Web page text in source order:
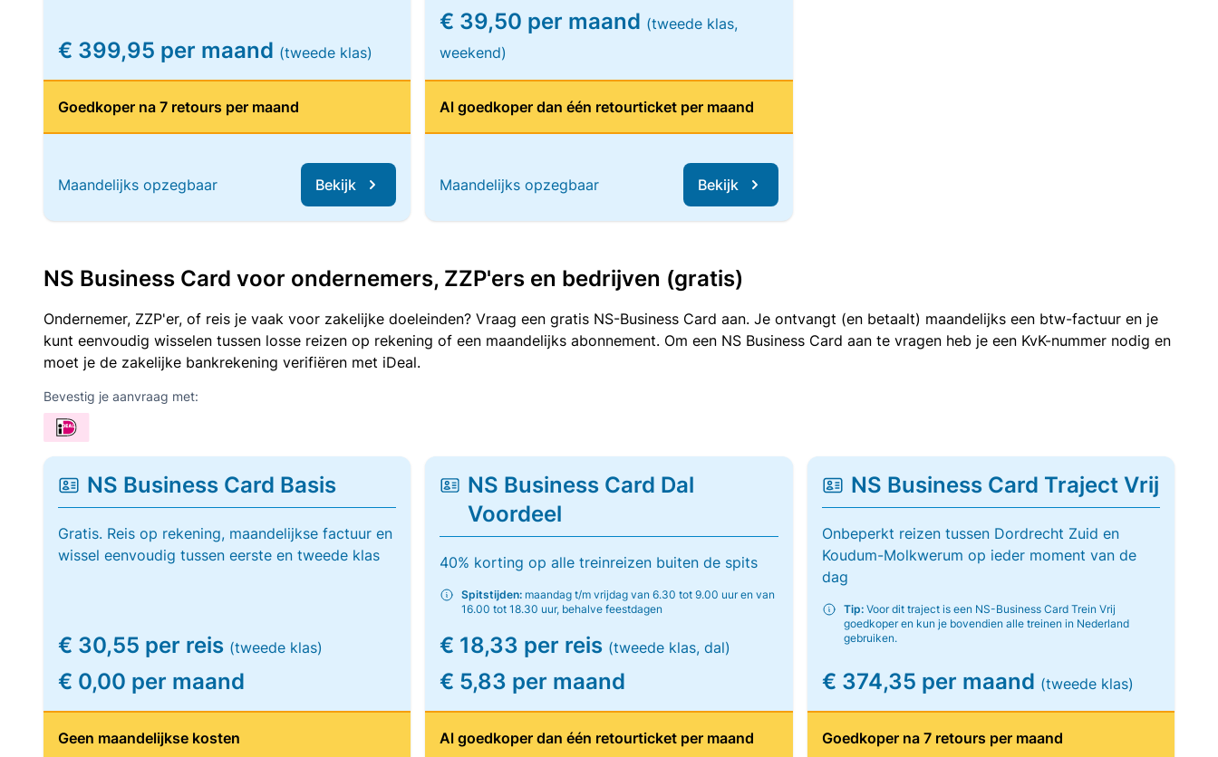
€ 399,95 per maand (tweede klas)
Goedkoper na 7 retours per maand
Maandelijks opzegbaar Bekijk
€ 39,50 per maand (tweede klas,
weekend)
Al goedkoper dan één retourticket per maand
Maandelijks opzegbaar Bekijk
NS Business Card voor ondernemers, ZZP'ers en bedrijven (gratis)
Ondernemer, ZZP'er, of reis je vaak voor zakelijke doeleinden? Vraag een gratis NS-Business Card aan. Je ontvangt (en betaalt) maandelijks een btw-factuur en je
kunt eenvoudig wisselen tussen losse reizen op rekening of een maandelijks abonnement. Om een NS Business Card aan te vragen heb je een KvK-nummer nodig en
moet je de zakelijke bankrekening verifiëren met iDeal.
Bevestig je aanvraag met:
NS Business Card Basis
Gratis. Reis op rekening, maandelijkse factuur en
wissel eenvoudig tussen eerste en tweede klas
€ 30,55 per reis (tweede klas)
€ 0,00 per maand
Geen maandelijkse kosten
NS Business Card Dal
Voordeel
40% korting op alle treinreizen buiten de spits
Spitstijden: maandag t/m vrijdag van 6.30 tot 9.00 uur en van
16.00 tot 18.30 uur, behalve feestdagen
€ 18,33 per reis (tweede klas, dal)
€ 5,83 per maand
Al goedkoper dan één retourticket per maand
NS Business Card Traject Vrij
Onbeperkt reizen tussen Dordrecht Zuid en
Koudum-Molkwerum op ieder moment van de
dag
Tip:Voor dit traject is een NS-Business Card Trein Vrij
goedkoper en kun je bovendien alle treinen in Nederland
gebruiken.
€ 374,35 per maand (tweede klas)
Goedkoper na 7 retours per maand